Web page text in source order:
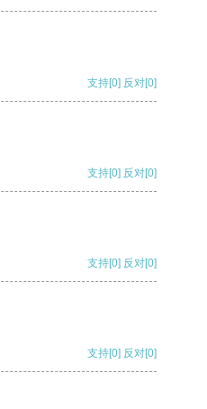
支持[0] 反对[0]
支持[0] 反对[0]
支持[0] 反对[0]
支持[0] 反对[0]